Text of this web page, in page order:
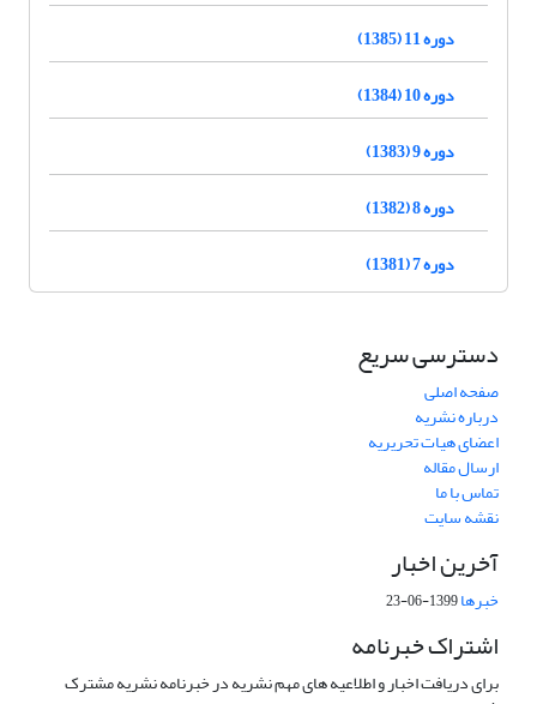
دوره 11 (1385)
دوره 10 (1384)
دوره 9 (1383)
دوره 8 (1382)
دوره 7 (1381)
دسترسی سریع
صفحه اصلی
درباره نشریه
اعضای هیات تحریریه
ارسال مقاله
تماس با ما
نقشه سایت
آخرین اخبار
خبرها1399-06-23
اشتراک خبرنامه
برای دریافت اخبار و اطلاعیه های مهم نشریه در خبرنامه نشریه مشترک